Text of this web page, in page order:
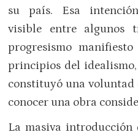
su país. Esa
visible entre algunos
progresismo
principios del
constituyó una voluntad
conocer una obra
La masiva introducción